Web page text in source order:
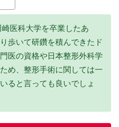
医科大学を卒業したあ
歩いて研鑽を積んできたド
医の資格や日本整形外科学
め、整形手術に関しては一
ると言っても良いでしょ